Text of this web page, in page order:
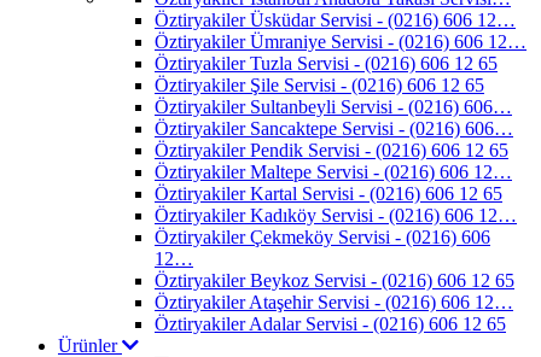
Öztiryakiler Üsküdar Servisi - (0216) 606 12…
Öztiryakiler Ümraniye Servisi - (0216) 606 12…
Öztiryakiler Tuzla Servisi - (0216) 606 12 65
Öztiryakiler Şile Servisi - (0216) 606 12 65
Öztiryakiler Sultanbeyli Servisi - (0216) 606…
Öztiryakiler Sancaktepe Servisi - (0216) 606…
Öztiryakiler Pendik Servisi - (0216) 606 12 65
Öztiryakiler Maltepe Servisi - (0216) 606 12…
Öztiryakiler Kartal Servisi - (0216) 606 12 65
Öztiryakiler Kadıköy Servisi - (0216) 606 12…
Öztiryakiler Çekmeköy Servisi - (0216) 606
12…
Öztiryakiler Beykoz Servisi - (0216) 606 12 65
Öztiryakiler Ataşehir Servisi - (0216) 606 12…
Öztiryakiler Adalar Servisi - (0216) 606 12 65
Ürünler